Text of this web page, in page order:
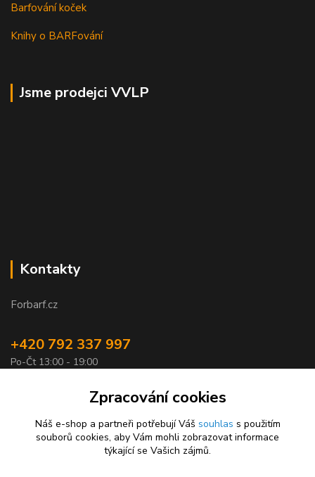
Barfování koček
Knihy o BARFování
Jsme prodejci VVLP
Kontakty
Forbarf.cz
+420 792 337 997
Po-Čt 13:00 - 19:00
objednavky@forbarf.czZpracování cookies
Náš e-shop a partneři potřebují Váš souhlas s použitím
souborů cookies, aby Vám mohli zobrazovat informace
týkající se Vašich zájmů.